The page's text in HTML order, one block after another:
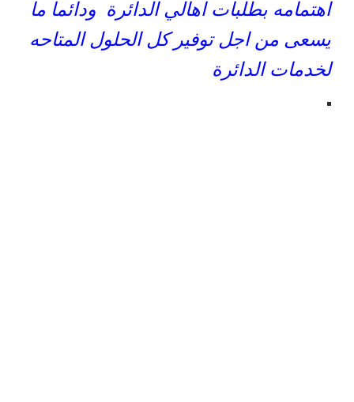
اهتمامه بطلبات اهالي الدائرة ودائما ما
يسعى من اجل توفير كل الحلول المتاحه
لخدمات الدائرة